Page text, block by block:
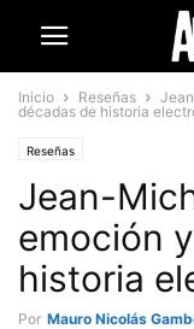
Inicio Reseñas
décadas de historia
Reseñas
Jean-
emoción
historia
Por Mauro Nicolás